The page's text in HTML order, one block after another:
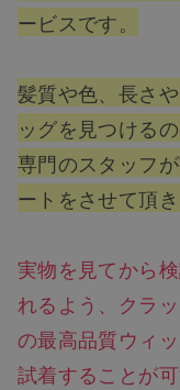
ービスです。
髪質や色、長さ
ッグを見つける
専門のスタッフ
ートをさせて頂
実物を見てから
れるよう、クラ
の最高品質ウィ
試着することが可